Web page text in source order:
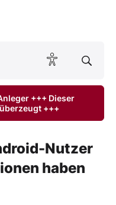
ONLINE lesen
+++ Dieser
+++
Nutzer
haben